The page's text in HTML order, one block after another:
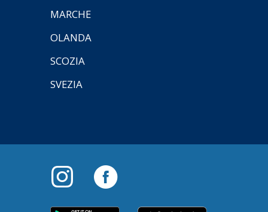
MARCHE
OLANDA
SCOZIA
SVEZIA